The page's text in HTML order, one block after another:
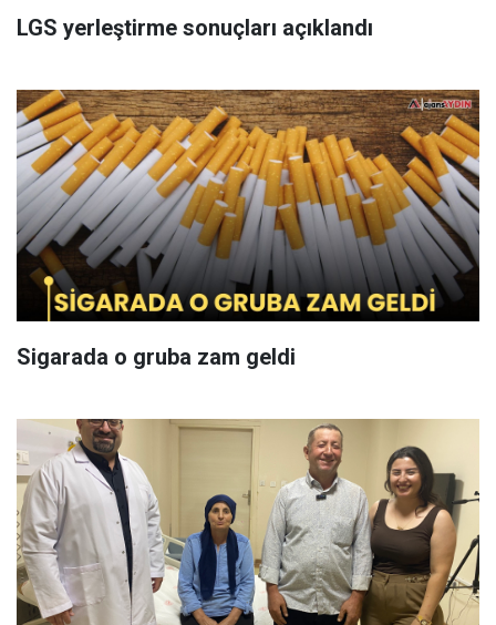
LGS yerleştirme sonuçları açıklandı
Sigarada o gruba zam geldi